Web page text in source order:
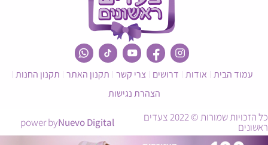
עמוד הבית אודות דרושים צרי קשר תקנון האתר תקנון החנות
הצהרת נגישות
כל הזכויות שמורות © 2022 צעדים
ראשונים power byNuevo Digital